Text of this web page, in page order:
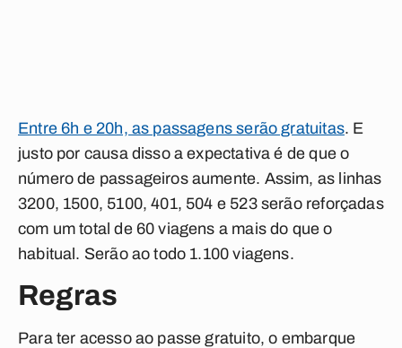
Entre 6h e 20h, as passagens serão gratuitas. E
justo por causa disso a expectativa é de que o
número de passageiros aumente. Assim, as linhas
3200, 1500, 5100, 401, 504 e 523 serão reforçadas
com um total de 60 viagens a mais do que o
habitual. Serão ao todo 1.100 viagens.
Regras
Para ter acesso ao passe gratuito, o embarque